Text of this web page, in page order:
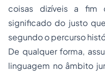
coisas dizíveis a fim
significado do justo
segundo o percurso
De qualquer forma,
linguagem no âmbito